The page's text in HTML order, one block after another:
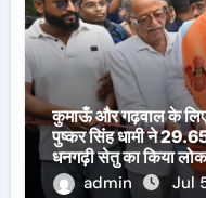
कुमाऊँ और गढ़वाल के लिए
पुष्कर सिंह धामी ने
धनगढ़ी सेतु का किया
admin
Jul